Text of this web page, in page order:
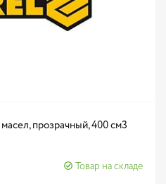
прозрачный, 400 см3
Товар на складе